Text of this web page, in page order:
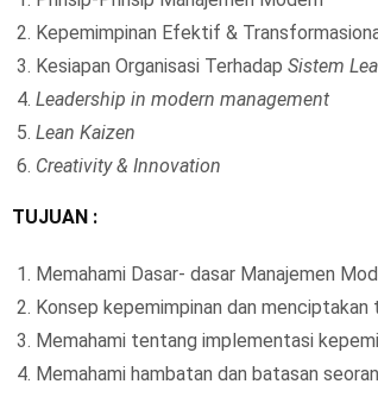
Kepemimpinan Efektif &
Kesiapan Organisasi Terhadap Sistem
Leadership in modern management
Lean Kaizen
Creativity & Innovation
TUJUAN :
Memahami Dasar- dasar Manajemen
Konsep kepemimpinan dan
Memahami tentang implementasi
Memahami hambatan dan batasan